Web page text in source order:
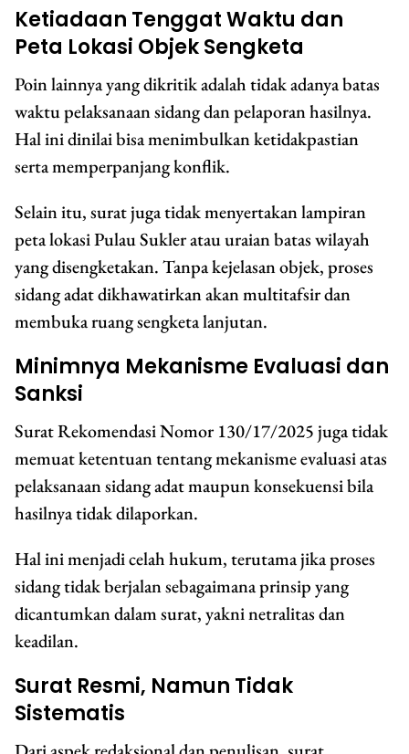
Ketiadaan Tenggat Waktu dan
Peta Lokasi Objek Sengketa
Poin lainnya yang dikritik adalah tidak adanya batas
waktu pelaksanaan sidang dan pelaporan hasilnya.
Hal ini dinilai bisa menimbulkan ketidakpastian
serta memperpanjang konflik.
Selain itu, surat juga tidak menyertakan lampiran
peta lokasi Pulau Sukler atau uraian batas wilayah
yang disengketakan. Tanpa kejelasan objek, proses
sidang adat dikhawatirkan akan multitafsir dan
membuka ruang sengketa lanjutan.
Minimnya Mekanisme Evaluasi dan
Sanksi
Surat Rekomendasi Nomor 130/17/2025 juga tidak
memuat ketentuan tentang mekanisme evaluasi atas
pelaksanaan sidang adat maupun konsekuensi bila
hasilnya tidak dilaporkan.
Hal ini menjadi celah hukum, terutama jika proses
sidang tidak berjalan sebagaimana prinsip yang
dicantumkan dalam surat, yakni netralitas dan
keadilan.
Surat Resmi, Namun Tidak
Sistematis